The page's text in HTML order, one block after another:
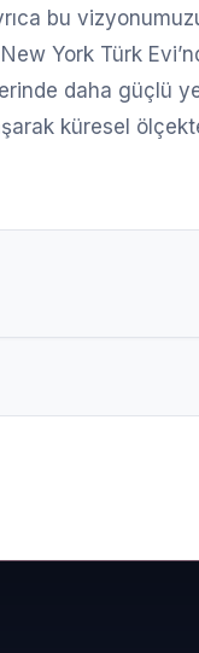
bu
York Türk
daha güçlü
küresel